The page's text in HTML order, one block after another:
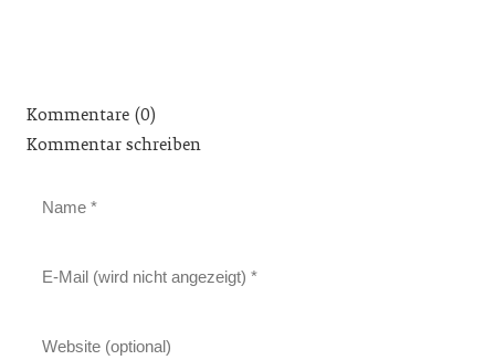
Kommentare (0)
Kommentar schreiben